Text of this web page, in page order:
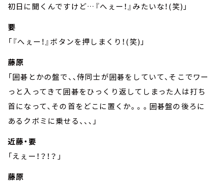
初日に聞くんですけど…『へぇー！』みたいな！(笑)」
要
「『へぇー！』ボタンを押しまくり！(笑)」
藤原
「囲碁とかの盤で、、侍同士が囲碁をしていて、そこでワー
っと入ってきて囲碁をひっくり返してしまった人は打ち
首になって、その首をどこに置くか。。。囲碁盤の後ろに
あるクボミに乗せる、、、」
近藤・要
「えぇー！？！？」
藤原